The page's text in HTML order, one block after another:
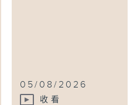
05/08/2026
收看